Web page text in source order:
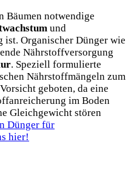
Bäumen notwendige
und
ist. Organischer Dünger wie
Nährstoffversorgung
. Speziell formulierte
Nährstoffmängeln zum
geboten, da eine
im Boden
Gleichgewicht stören
Dünger für
hier!